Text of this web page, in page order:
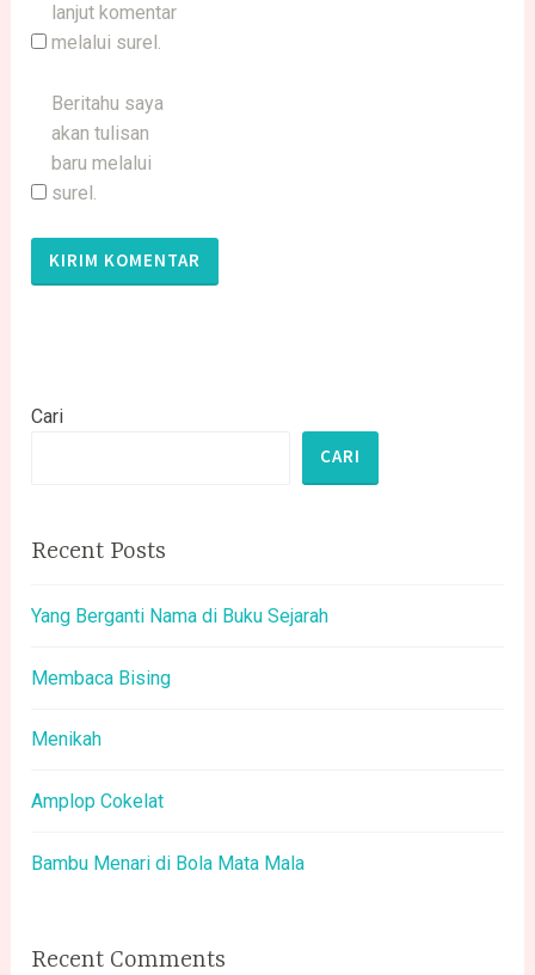
lanjut komentar
melalui surel.
Beritahu saya
akan tulisan
baru melalui
surel.
Cari
CARI
Recent Posts
Yang Berganti Nama di Buku Sejarah
Membaca Bising
Menikah
Amplop Cokelat
Bambu Menari di Bola Mata Mala
Recent Comments